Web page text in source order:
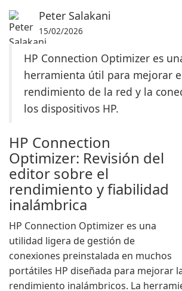
Peter Salakani
15/02/2026
HP Connection Optimizer es
herramienta útil para mejorar
rendimiento de la red y la
los dispositivos HP.
HP Connection
Optimizer: Revisión del
editor sobre el
rendimiento y fiabilidad
inalámbrica
HP Connection Optimizer es una
utilidad ligera de gestión de
conexiones preinstalada en muchos
portátiles HP diseñada para mejorar
rendimiento inalámbricos. La